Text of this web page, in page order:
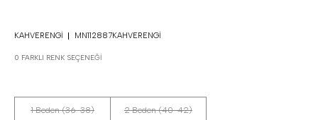
KAHVERENGI MN112887KAHVERENGI
0 FARKLI RENK SEÇENEĞI
1 Beden (36-38) 2 Beden (40-42)